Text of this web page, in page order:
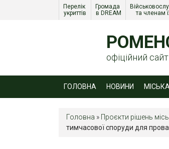
Перелік
укриттів
Громада
в DREAM
та членам
офіційний сайт
ГОЛОВНА НОВИНИ
Головна » Проєкти рішень
тимчасової споруди для